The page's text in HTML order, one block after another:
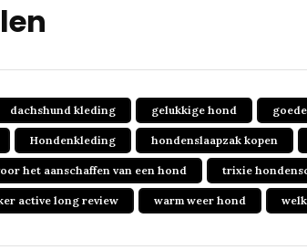
dachshund kleding gelukkige hond
Hondenkleding hondenslaapzak kopen
het aanschaffen van een hond trixie
active long review warm weer hond